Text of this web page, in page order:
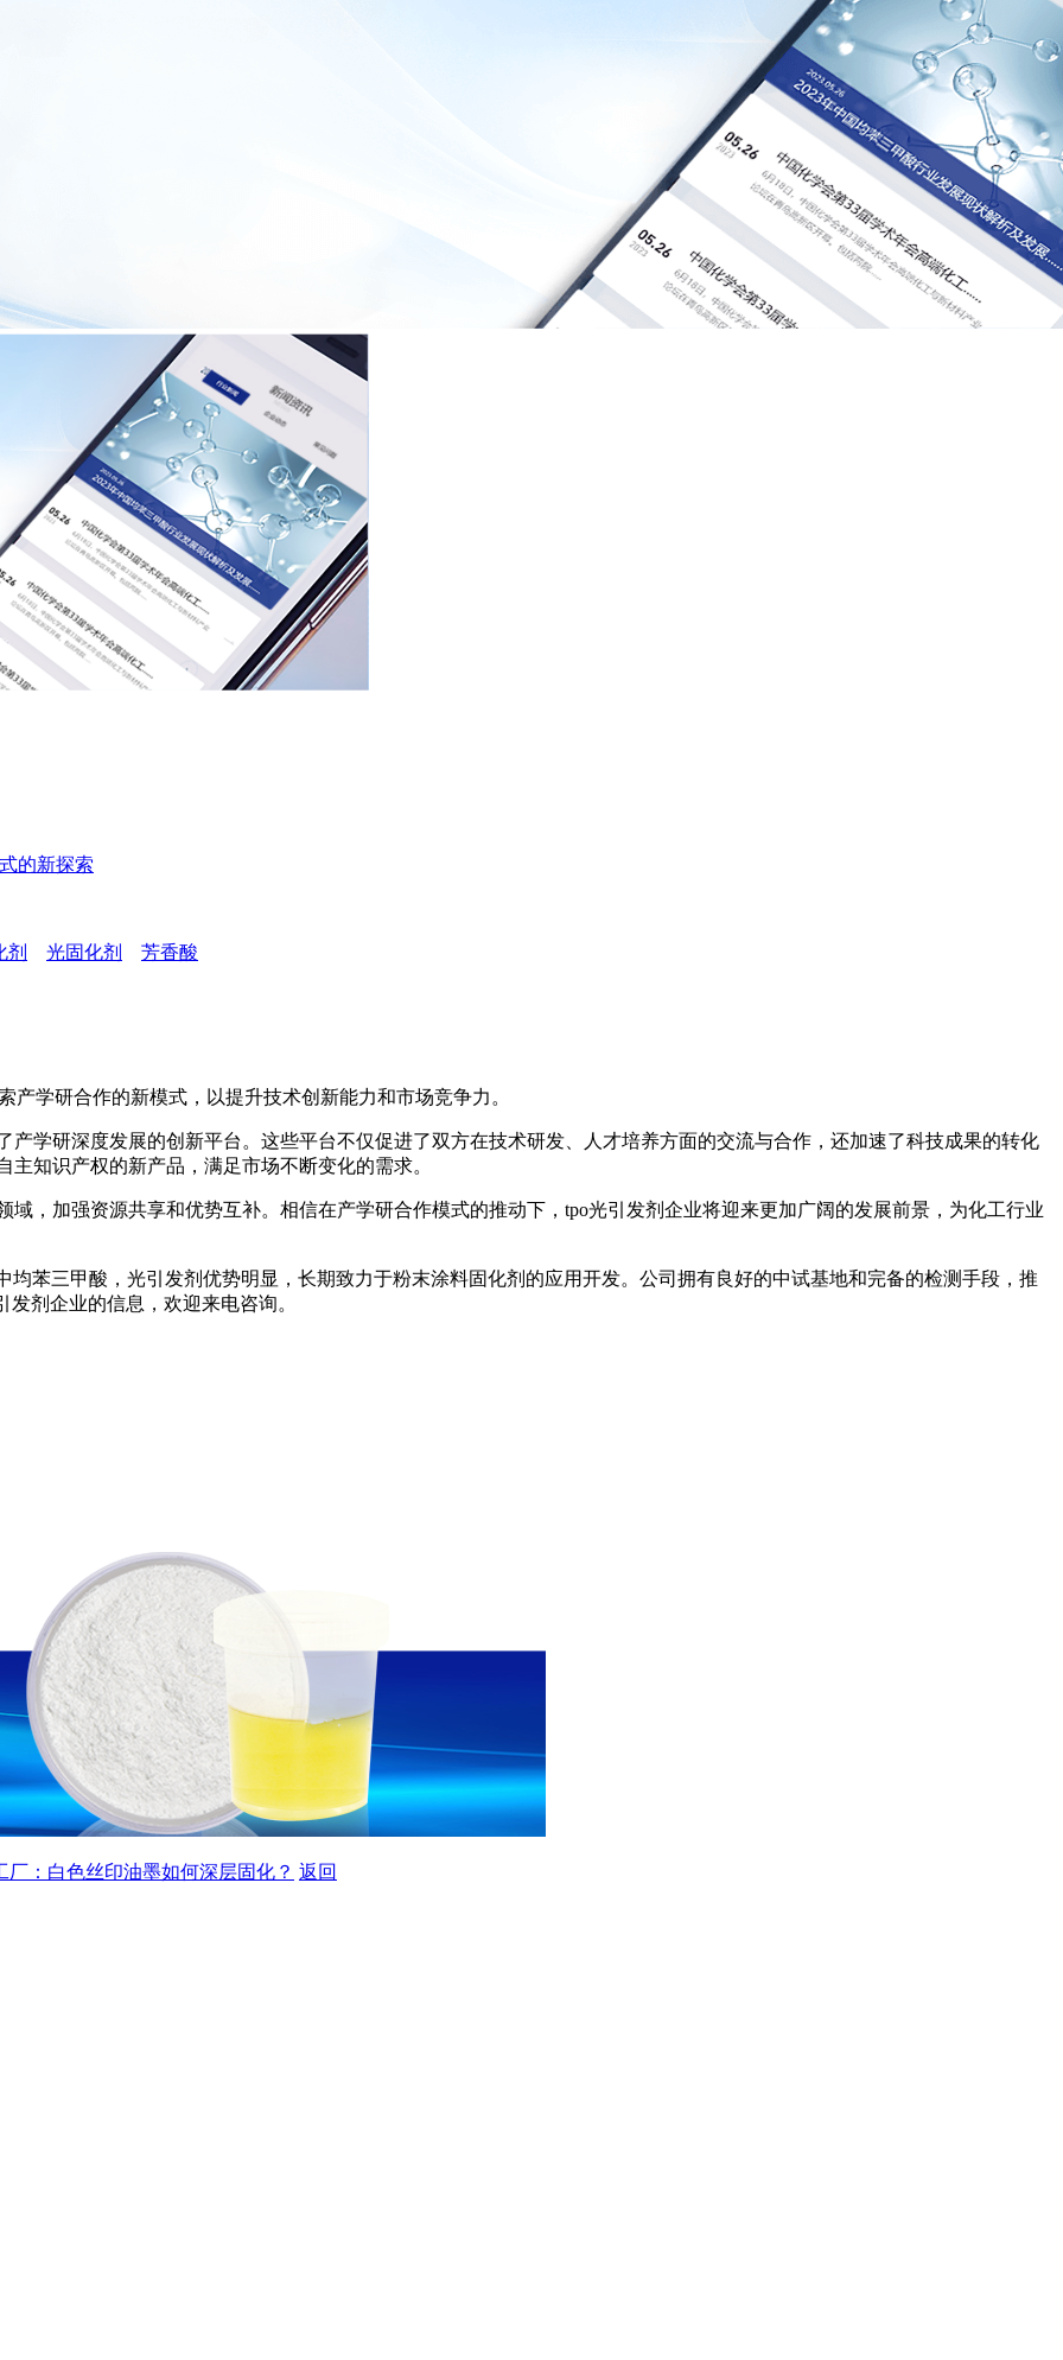
的新探索
剂 光固化剂 芳香酸
产学研合作的新模式，以提升技术创新能力和市场竞争力。
研深度发展的创新平台。这些平台不仅促进了双方在技术研发、人才培养方面的交流与合作，还加速了科技成果的转化
知识产权的新产品，满足市场不断变化的需求。
加强资源共享和优势互补。相信在产学研合作模式的推动下，tpo光引发剂企业将迎来更加广阔的发展前景，为化工行业
三甲酸，光引发剂优势明显，长期致力于粉末涂料固化剂的应用开发。公司拥有良好的中试基地和完备的检测手段，推
发剂企业的信息，欢迎来电咨询。
厂：白色丝印油墨如何深层固化？ 返回